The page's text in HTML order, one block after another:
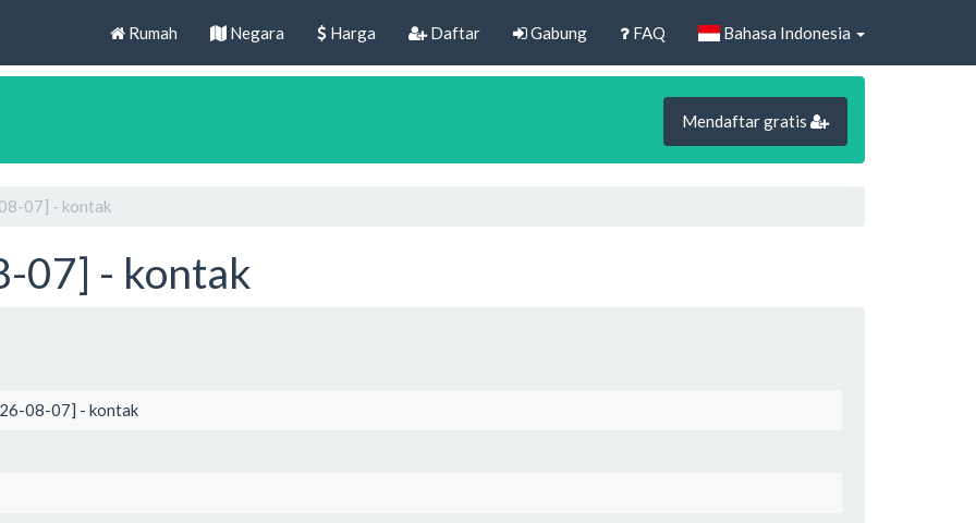
Rumah Negara Harga Daftar Gabung FAQ Bahasa Indonesia
Mendaftar gratis
07] - kontak
07] - kontak
08-07] - kontak